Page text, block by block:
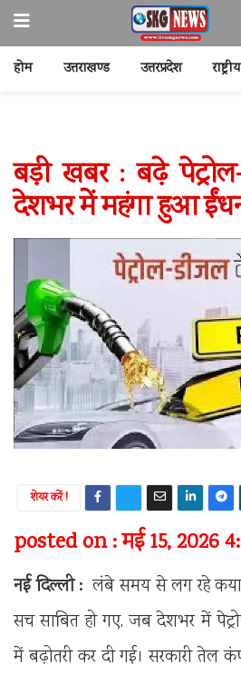
होम उत्तराखण्ड उत्तरप्रदेश राष्ट्रीय
बड़ी खबर : बढ़े
देशभर में महंगा हुआ
शेयर करें !
posted on : मई 15, 2026
नई दिल्ली : लंबे समय से लग रहे
सच साबित हो गए, जब देशभर में
में बढ़ोतरी कर दी गई। सरकारी तेल